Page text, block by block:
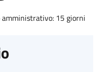
amministrativo: 15 giorni